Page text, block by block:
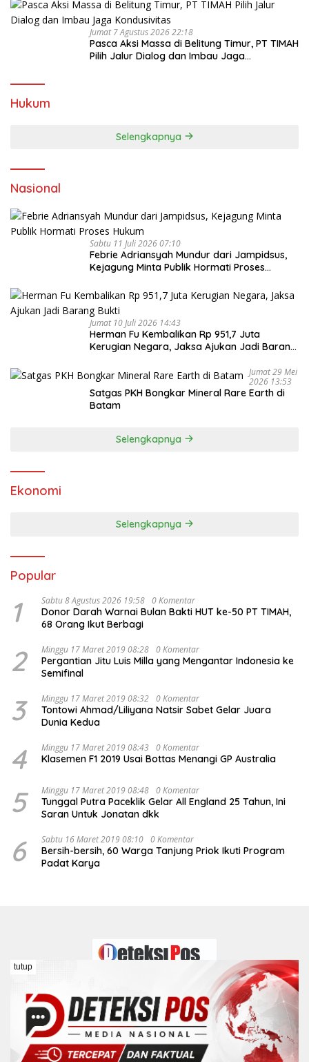
Jumat 7 Agustus 2026 22:18
Pasca Aksi Massa di Belitung Timur, PT TIMAH
Pilih Jalur Dialog dan Imbau Jaga
Hukum
Selengkapnya
Nasional
Sabtu 11 Juli 2026 07:10
Febrie Adriansyah Mundur dari Jampidsus,
Kejagung Minta Publik Hormati Proses
Jumat 10 Juli 2026 14:43
Herman Fu Kembalikan Rp 951,7 Juta
Kerugian Negara, Jaksa Ajukan Jadi Barang
Jumat 29 Mei
2026 13:53
Satgas PKH Bongkar Mineral Rare Earth di
Selengkapnya
Ekonomi
Selengkapnya
Popular
1 Sabtu 8 Agustus 2026 19:58 0 Komentar
Donor Darah Warnai Bulan Bakti HUT ke-50 PT TIMAH,
68 Orang Ikut Berbagi
2 Minggu 17 Maret 2019 08:28 0 Komentar
Pergantian Jitu Luis Milla yang Mengantar Indonesia ke
Semifinal
3 Minggu 17 Maret 2019 08:32 0 Komentar
Tontowi Ahmad/Liliyana Natsir Sabet Gelar Juara
Dunia Kedua
4 Minggu 17 Maret 2019 08:43 0 Komentar
Klasemen F1 2019 Usai Bottas Menangi GP Australia
5 Minggu 17 Maret 2019 08:48 0 Komentar
Tunggal Putra Paceklik Gelar All England 25 Tahun, Ini
Saran Untuk Jonatan dkk
6 Sabtu 16 Maret 2019 08:10 0 Komentar
Bersih-bersih, 60 Warga Tanjung Priok Ikuti Program
Padat Karya
Redaksi Kontak Pedoman Media Siber
Disclaimer
Kebijakan Peraturan Dewan Pers
COPYRIGHT © DETEKSIPOS 2026 Hak Cipta Dilindungi Undang-
tutup